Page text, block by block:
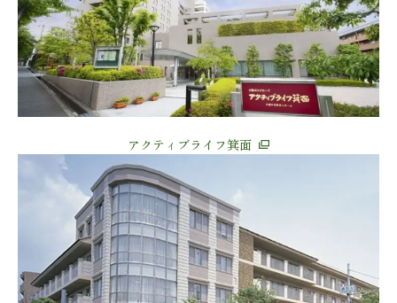
アクティブライフ箕面